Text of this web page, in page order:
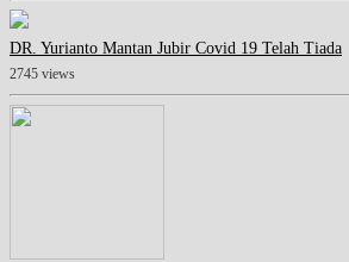
DR. Yurianto Mantan Jubir Covid 19 Telah Tiada
2745 views